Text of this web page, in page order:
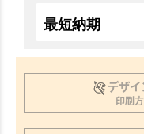
最短納期
デザ
印刷